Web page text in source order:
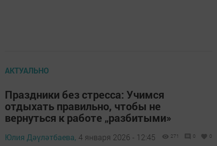
АКТУАЛЬНО
Праздники без стресса: Учимся
отдыхать правильно, чтобы не
вернуться к работе „разбитыми»
Юлия Дәүләтбаева, 4 января 2026 - 12:45 271 0 0